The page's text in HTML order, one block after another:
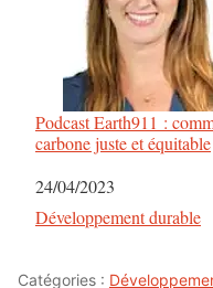
Podcast Earth911 :
carbone juste et équitable
Date
24/04/2023
Par rapport à
Développement durable
Catégories :